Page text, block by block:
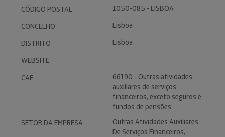
CÓDIGO POSTAL
1050-085 - LISBOA
CONCELHO
Lisboa
DISTRITO
Lisboa
WEBSITE
CAE
66190 - Outras atividades
auxiliares de serviços
financeiros, exceto seguros e
fundos de pensões
SETOR DA EMPRESA
Outras Atividades Auxiliares
De Serviços Financeiros,